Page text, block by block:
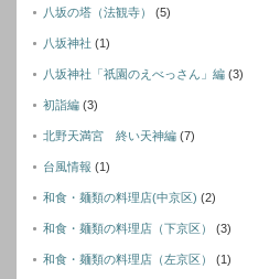
八坂の塔（法観寺） (5)
八坂神社 (1)
八坂神社「祇園のえべっさん」編 (3)
初詣編 (3)
北野天満宮 終い天神編 (7)
台風情報 (1)
和食・麺類の料理店(中京区) (2)
和食・麺類の料理店（下京区） (3)
和食・麺類の料理店（左京区） (1)